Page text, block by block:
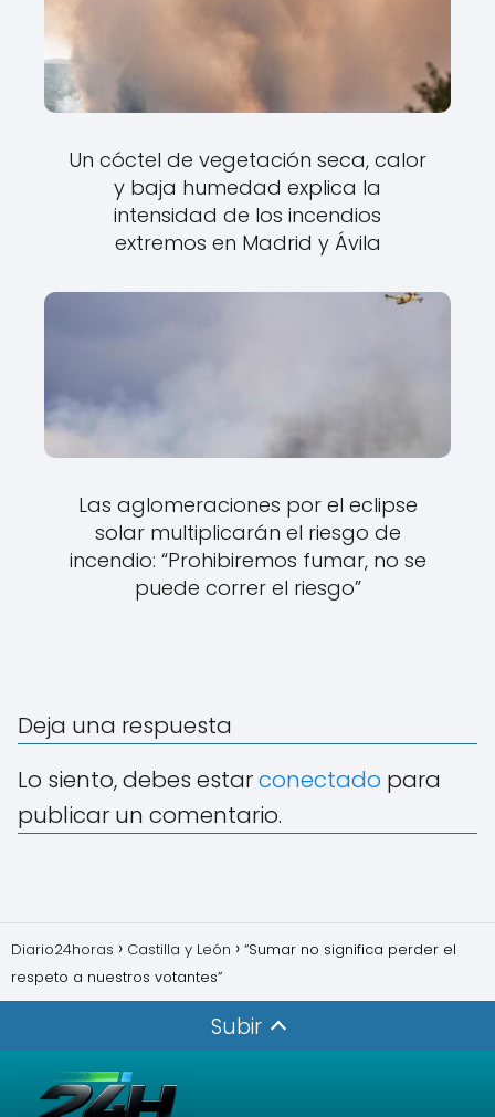
Un cóctel de vegetación seca, calor
y baja humedad explica la
intensidad de los incendios
extremos en Madrid y Ávila
Las aglomeraciones por el eclipse
solar multiplicarán el riesgo de
incendio: “Prohibiremos fumar, no se
puede correr el riesgo”
Deja una respuesta
Lo siento, debes estarconectado para
publicar un comentario.
Diario24horas Castilla y León
“Sumar no significa perder el
respeto a nuestros votantes”
Subir